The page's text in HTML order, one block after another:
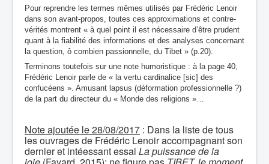
Pour reprendre les termes mêmes utilisés par Frédéric Lenoir
dans son avant-propos, toutes ces approximations et contre-
vérités montrent « à quel point il est nécessaire d’être prudent
quant à la fiabilité des informations et des analyses concernant
la question, ô combien passionnelle, du Tibet » (p.20).
Terminons toutefois sur une note humoristique : à la page 40,
Frédéric Lenoir parle de « la vertu cardinalice [sic] des
confucéens ». Amusant lapsus (déformation professionnelle ?)
de la part du directeur du « Monde des religions »…
Note ajoutée le 28/08/2017 : Dans la liste de tous
les ouvrages de Frédéric Lenoir accompagnant son
dernier et intéessant essai La puissance de la